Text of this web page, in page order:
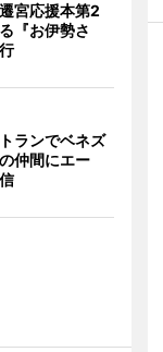
宮応援本第2
『お伊勢さ
ランでベネズ
仲間にエー